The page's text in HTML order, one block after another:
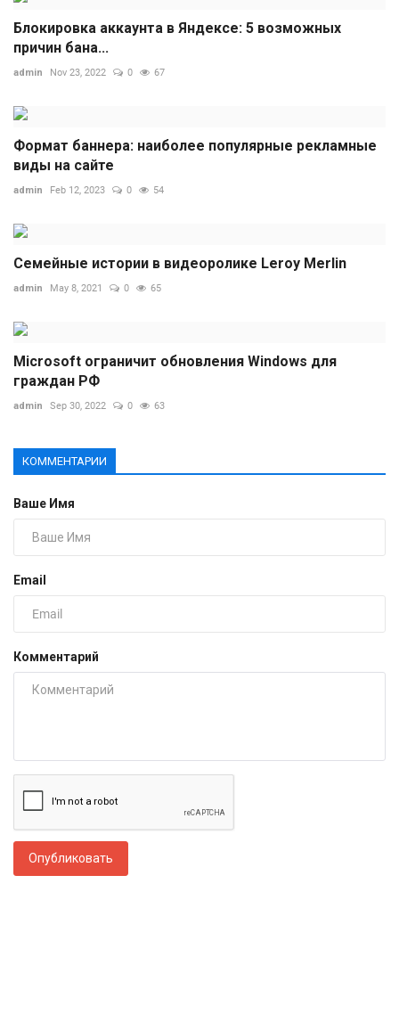
Блокировка аккаунта в Яндексе: 5 возможных
причин бана...
admin Nov 23, 2022 0 67
Формат баннера: наиболее популярные рекламные
виды на сайте
admin Feb 12, 2023 0 54
Семейные истории в видеоролике Leroy Merlin
admin May 8, 2021 0 65
Microsoft ограничит обновления Windows для
граждан РФ
admin Sep 30, 2022 0 63
КОММЕНТАРИИ
Ваше Имя
Email
Комментарий
Опубликовать